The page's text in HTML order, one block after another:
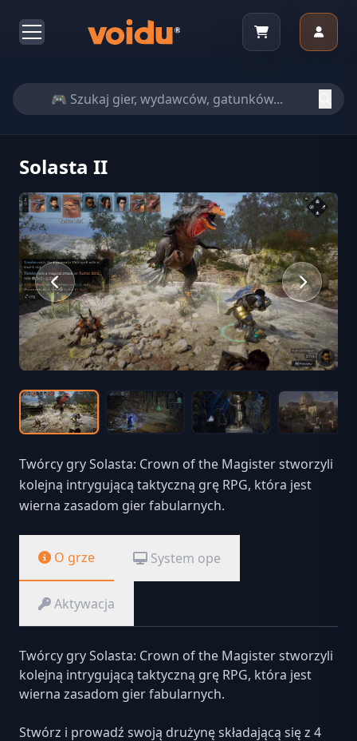
Solasta II
Twórcy gry Solasta: Crown of the Magister stworzyli
kolejną intrygującą taktyczną grę RPG, która jest
wierna zasadom gier fabularnych.
O grze System ope
Aktywacja
Twórcy gry Solasta: Crown of the Magister stworzyli
kolejną intrygującą taktyczną grę RPG, która jest
wierna zasadom gier fabularnych.
Stwórz i prowadź swoją drużynę składającą się z 4